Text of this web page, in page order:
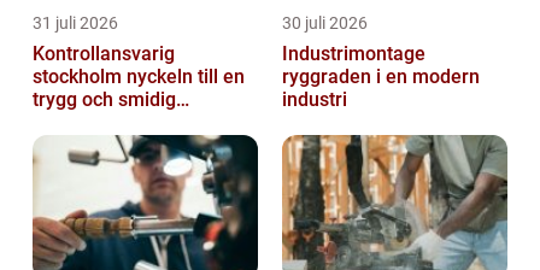
31 juli 2026
Kontrollansvarig
stockholm nyckeln till en
trygg och smidig
30 juli 2026
Industrimontage
ryggraden i en modern
industri